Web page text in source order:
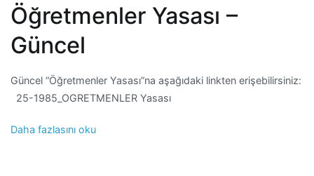
Öğretmenler Yasası –
Güncel
Güncel “Öğretmenler Yasası”na aşağıdaki linkten erişebilirsiniz:
25-1985_OGRETMENLER Yasası
Daha fazlasını oku